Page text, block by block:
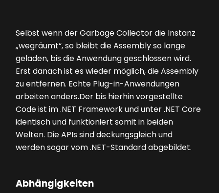
Selbst wenn der Garbage Collector die Instanz
„wegräumt“, so bleibt die Assembly so lange
geladen, bis die Anwendung geschlossen wird.
Erst danach ist es wieder möglich, die Assembly
zu entfernen. Echte Plug-in-Anwendungen
arbeiten anders.Der bis hierhin vorgestellte
Code ist im .NET Framework und unter .NET Core
identisch und funktioniert somit in beiden
Welten. Die APIs sind deckungsgleich und
werden sogar vom .NET-Standard abgebildet.
Abhängigkeiten